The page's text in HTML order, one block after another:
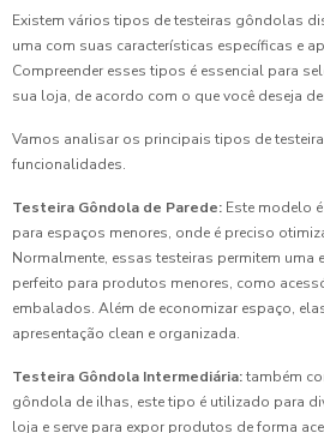
Existem vários tipos de testeiras gôndolas
uma com suas características específicas e
Compreender esses tipos é essencial para
sua loja, de acordo com o que você deseja
Vamos analisar os principais tipos de
funcionalidades.
Testeira Gôndola de Parede: Este modelo
para espaços menores, onde é preciso
Normalmente, essas testeiras permitem uma
perfeito para produtos menores, como
embalados. Além de economizar espaço,
apresentação clean e organizada.
Testeira Gôndola Intermediária:também
gôndola de ilhas, este tipo é utilizado para
loja e serve para expor produtos de forma